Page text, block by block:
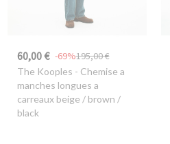
60,00 € 195,00 €
-69%
The Kooples - Chemise a
manches longues a
carreaux beige / brown /
black